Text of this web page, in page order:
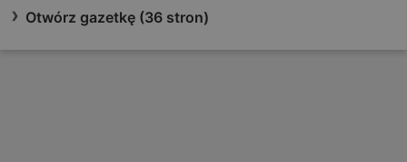
Otwórz gazetkę (36 stron)